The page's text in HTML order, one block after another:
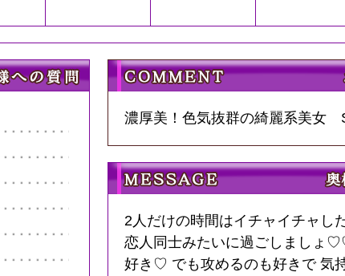
濃厚美！色気抜群の綺麗系美女
2人だけの時間はイチャイチャし
恋人同士みたいに過ごしましょ
好き♡ でも攻めるのも好きで 気